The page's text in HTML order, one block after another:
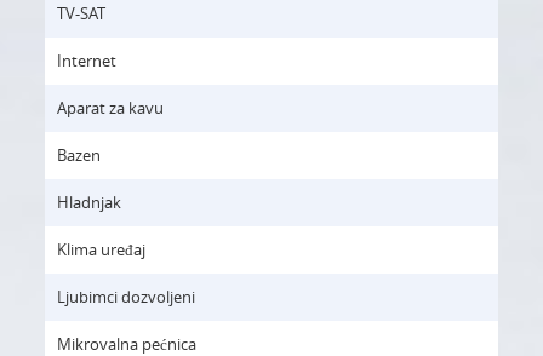
TV-SAT
Internet
Aparat za kavu
Bazen
Hladnjak
Klima uređaj
Ljubimci dozvoljeni
Mikrovalna pećnica